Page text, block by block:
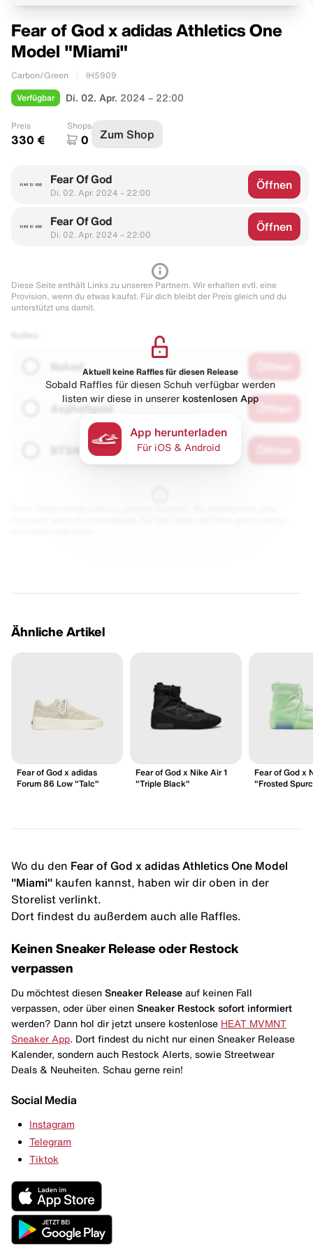
Fear of God x adidas Athletics One
Model "Miami"
Carbon/Green IH5909
Verfügbar Di. 02. Apr. 2024 – 22:00
Preis
330 €
Shops
0 Zum Shop
Fear Of God
Di. 02. Apr. 2024 – 22:00
Öffnen
Fear Of God
Di. 02. Apr. 2024 – 22:00
Öffnen
Diese Seite enthält Links zu unseren Partnern. Wir erhalten evtl. eine
Provision, wenn du etwas kaufst. Für dich bleibt der Preis gleich und du
unterstützt uns damit.
Naked
Asphaltgold
Aktuell keine Raffles für diesen Release
Sobald Raffles für diesen Schuh verfügbar werden
listen wir diese in unserer kostenlosen App
App herunterladen
Für iOS & Android
Ähnliche Artikel
Fear of God x adidas
Forum 86 Low "Talc"
Fear of God x Nike Air 1
"Triple Black"
Fear of God x
"Frosted
Wo du den Fear of God x adidas Athletics One Model
"Miami" kaufen kannst, haben wir dir oben in der
Storelist verlinkt.
Dort findest du außerdem auch alle Raffles.
Keinen Sneaker Release oder Restock
verpassen
Du möchtest diesen Sneaker Release auf keinen Fall
verpassen, oder über einen Sneaker Restock sofort informiert
werden? Dann hol dir jetzt unsere kostenlose HEAT MVMNT
Sneaker App . Dort findest du nicht nur einen Sneaker Release
Kalender, sondern auch Restock Alerts, sowie Streetwear
Deals & Neuheiten. Schau gerne rein!
Social Media
Instagram
Telegram
Tiktok